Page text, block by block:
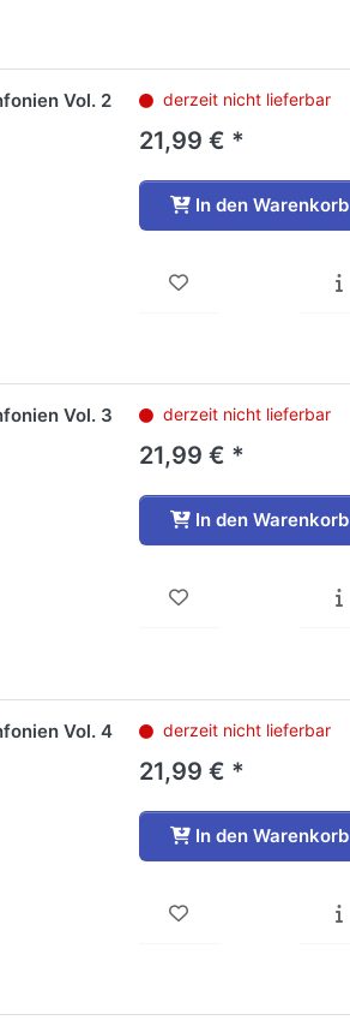
Vol. 2 derzeit nicht lieferbar
21,99 € *
In den Warenkorb
Vol. 3 derzeit nicht lieferbar
21,99 € *
In den Warenkorb
Vol. 4 derzeit nicht lieferbar
21,99 € *
In den Warenkorb